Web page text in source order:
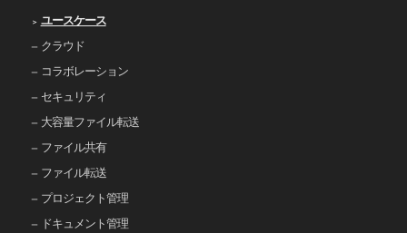
ユースケース
クラウド
コラボレーション
セキュリティ
大容量ファイル転送
ファイル共有
ファイル転送
プロジェクト管理
ドキュメント管理